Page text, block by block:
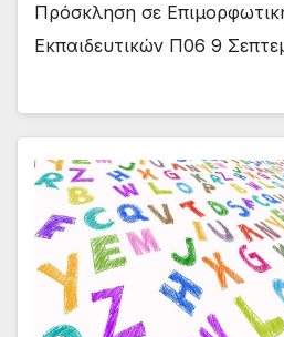
Πρόσκληση σε
Εκπαιδευτικών Π06 9